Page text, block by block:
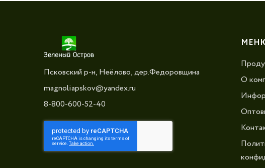
Псковский р-н, Неёлово, дер.Федоровщина
magnoliapskov@yandex.ru
8-800-600-52-40
О